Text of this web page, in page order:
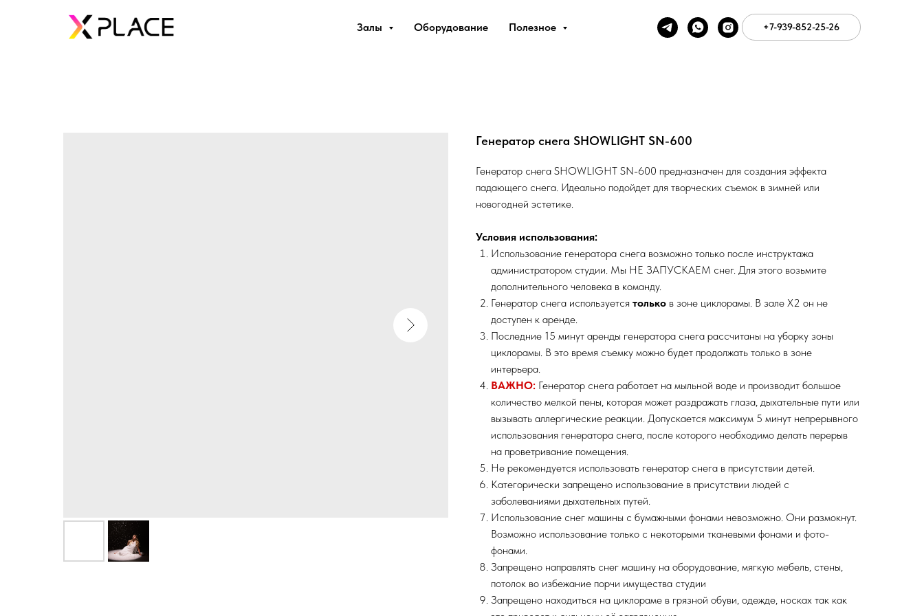
Залы Оборудование Полезное +7-939-852-25-26
Генератор снега SHOWLIGHT SN-600
Генератор снега SHOWLIGHT SN-600 предназначен для создания эффекта
падающего снега. Идеально подойдет для творческих съемок в зимней или
новогодней эстетике.
Условия использования:
Использование генератора снега возможно только после инструктажа
администратором студии. Мы НЕ ЗАПУСКАЕМ снег. Для этого возьмите
дополнительного человека в команду.
Генератор снега используется только в зоне циклорамы. В зале Х2 он не
доступен к аренде.
Последние 15 минут аренды генератора снега рассчитаны на уборку зоны
циклорамы. В это время съемку можно будет продолжать только в зоне
интерьера.
ВАЖНО: Генератор снега работает на мыльной воде и производит большое
количество мелкой пены, которая может раздражать глаза, дыхательные пути или
вызывать аллергические реакции. Допускается максимум 5 минут непрерывного
использования генератора снега, после которого необходимо делать перерыв
на проветривание помещения.
Не рекомендуется использовать генератор снега в присутствии детей.
Категорически запрещено использование в присутствии людей с
заболеваниями дыхательных путей.
Использование снег машины с бумажными фонами невозможно. Они размокнут.
Возможно использование только с некоторыми тканевыми фонами и фото-
фонами.
Запрещено направлять снег машину на оборудование, мягкую мебель, стены,
потолок во избежание порчи имущества студии
Запрещено находиться на циклораме в грязной обуви, одежде, носках так как